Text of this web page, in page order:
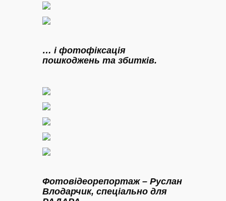
… і фотофіксація
пошкоджень та збитків.
Фотовідеорепортаж – Руслан
Влодарчик, спеціально для